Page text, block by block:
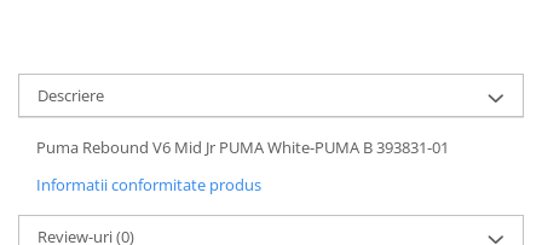
Descriere
Puma Rebound V6 Mid Jr PUMA White-PUMA B 393831-01
Informatii conformitate produs
Review-uri(0)